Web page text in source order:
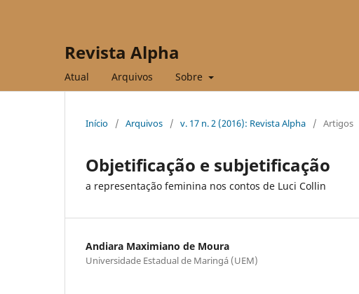
Revista Alpha
Atual Arquivos Sobre
Início / Arquivos / v. 17 n. 2 (2016): Revista Alpha / Artigos
Objetificação e subjetificação
a representação feminina nos contos de Luci Collin
Andiara Maximiano de Moura
Universidade Estadual de Maringá (UEM)